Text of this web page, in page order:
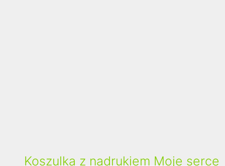
Koszulka z nadrukiem Moje serce